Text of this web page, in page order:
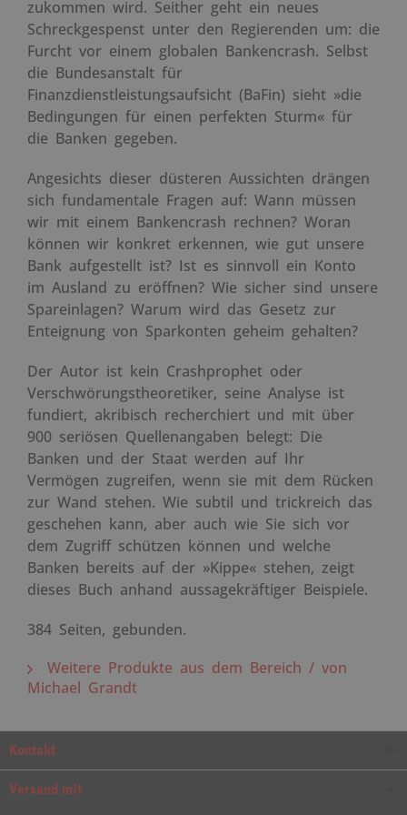
zukommen wird. Seither geht ein neues
Schreckgespenst unter den Regierenden um: die
Furcht vor einem globalen Bankencrash. Selbst
die Bundesanstalt für
Finanzdienstleistungsaufsicht (BaFin) sieht »die
Bedingungen für einen perfekten Sturm« für
die Banken gegeben.
Angesichts dieser düsteren Aussichten drängen
sich fundamentale Fragen auf: Wann müssen
wir mit einem Bankencrash rechnen? Woran
können wir konkret erkennen, wie gut unsere
Bank aufgestellt ist? Ist es sinnvoll ein Konto
im Ausland zu eröffnen? Wie sicher sind unsere
Spareinlagen? Warum wird das Gesetz zur
Enteignung von Sparkonten geheim gehalten?
Der Autor ist kein Crashprophet oder
Verschwörungstheoretiker, seine Analyse ist
fundiert, akribisch recherchiert und mit über
900 seriösen Quellenangaben belegt: Die
Banken und der Staat werden auf Ihr
Vermögen zugreifen, wenn sie mit dem Rücken
zur Wand stehen. Wie subtil und trickreich das
geschehen kann, aber auch wie Sie sich vor
dem Zugriff schützen können und welche
Banken bereits auf der »Kippe« stehen, zeigt
dieses Buch anhand aussagekräftiger Beispiele.
384 Seiten, gebunden.
Weitere Produkte aus dem Bereich / von
Michael Grandt
Kontakt
Versand mit